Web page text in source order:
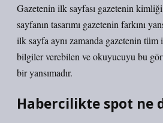
Gazetenin ilk sayfası gazetenin
sayfanın tasarımı gazetenin farkını
ilk sayfa aynı zamanda gazetenin tüm
bilgiler verebilen ve okuyucuyu bu
bir yansımadır.
Habercilikte spot ne